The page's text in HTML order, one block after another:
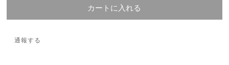
カートに入れる
通報する